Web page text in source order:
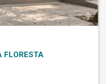
FLORESTA